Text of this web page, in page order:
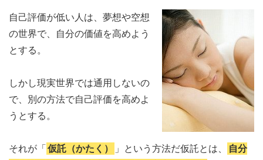
自己評価が低い人は、夢想や空想
の世界で、自分の価値を高めよう
とする。
しかし現実世界では通用しないの
で、別の方法で自己評価を高めよ
うとする。
それが「 仮託（かたく） 」という方法だ仮託とは、
自分